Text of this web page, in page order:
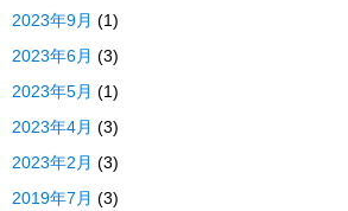
2023年9月 (1)
2023年6月 (3)
2023年5月 (1)
2023年4月 (3)
2023年2月 (3)
2019年7月 (3)